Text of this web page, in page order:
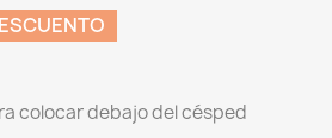
colocar debajo del césped